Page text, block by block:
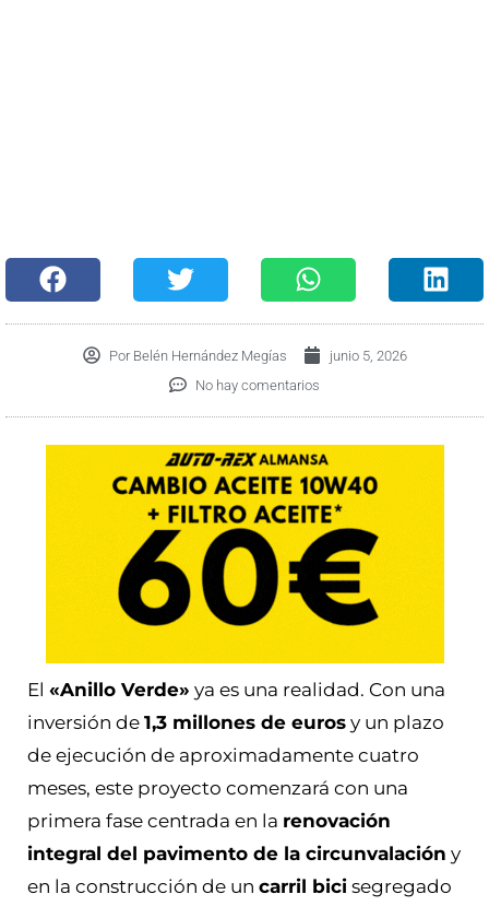
PorBelén Hernández Megías
junio 5, 2026
No hay comentarios
El «Anillo Verde» ya es una realidad. Con una
inversión de 1,3 millones de euros y un plazo
de ejecución de aproximadamente cuatro
meses, este proyecto comenzará con una
primera fase centrada en la renovación
integral del pavimento de la circunvalación y
en la construcción de un carril bici segregado